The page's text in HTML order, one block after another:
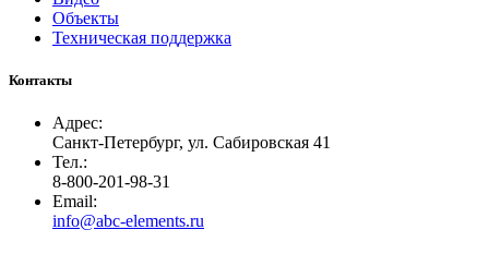
Объекты
Техническая поддержка
Контакты
Адрес:
Санкт-Петербург, ул. Сабировская 41
Тел.:
8-800-201-98-31
Email:
info@abc-elements.ru